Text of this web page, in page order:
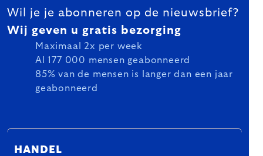
Wil je je abonneren op de nieuwsbrief?
Wij geven u gratis bezorging
Maximaal 2x per week
Al 177 000 mensen geabonneerd
85% van de mensen is langer dan een jaar
geabonneerd
HANDEL